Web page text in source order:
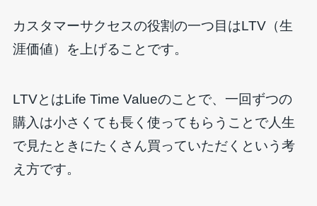
カスタマーサクセスの役割の一つ目はLTV（生
涯価値）を上げることです。
LTVとはLife Time Valueのことで、一回ずつの
購入は小さくても長く使ってもらうことで人生
で見たときにたくさん買っていただくという考
え方です。